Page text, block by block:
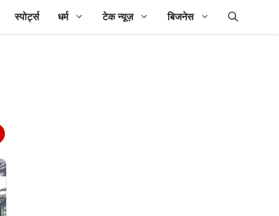
स्पोर्ट्स धर्म टेक न्यूज़ बिजनेस